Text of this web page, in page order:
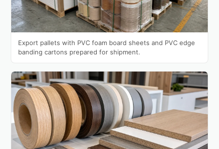
Export pallets with PVC foam board sheets and PVC edge
banding cartons prepared for shipment.